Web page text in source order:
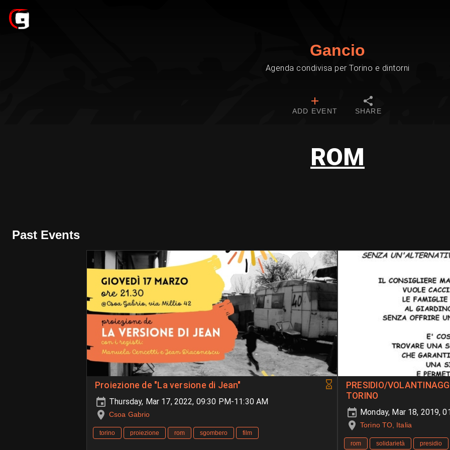
Gancio
Agenda condivisa per Torino e dintorni
ADD EVENT SHARE
ROM
Past Events
Proiezione de "La versione di Jean"
Thursday, Mar 17, 2022, 09:30 PM-11:30 AM
Csoa Gabrio
torino proiezione rom sgombero film
PRESIDIO/
TORINO
Monday, Mar 18, 2019,
Torino TO, Italia
rom solidarietà presidio